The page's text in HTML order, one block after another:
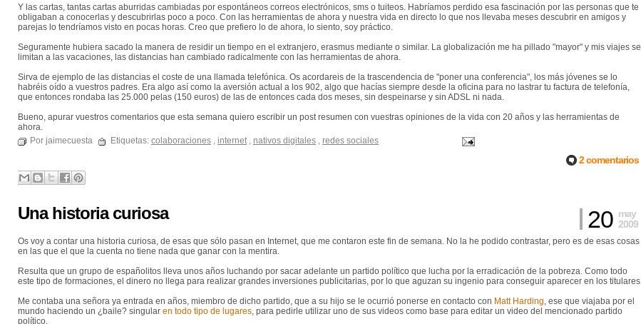
Y las cartas, tantas cartas aburridas cambiadas por espontáneos correos electrónicos, sms o tuiteos. Habríamos perdido esa fascinación por las personas que te
obligaban a conocerlas y descubrirlas poco a poco. Con las herramientas de ahora y nuestra vida en directo lo que nos llevaba meses descubrir en amigos y
parejas lo tendríamos visto en pocas horas. Creo que prefiero lo de ahora, lo siento, soy práctico.
Seguramente hubiera sacado la manera de residir un tiempo en el extranjero, erasmus mediante o similar. La globalización me ha pillado "mayor" y mis viajes se
limitan a las vacaciones, las distancias han cambiado radicalmente con las herramientas de ahora.
Sirva de ejemplo de las distancias el coste de una llamada telefónica. Os acordareis de la trascendencia de "poner una conferencia", los más jóvenes se lo
habréis oído a vuestros padres. Era algo así como la aversión actual a los 902, algo que hacías siempre desde la oficina para no lastrar tu factura de telefonía,
que entonces rondaba las 25.000 pelas (150 euros) de las de entonces cada dos meses, sin despeinarse y sin ADSL ni nada.
Bueno, apurar vuestros comentarios que esta semana quiero escribir un post resumen con vuestras opiniones de la vida con 20 años y las herramientas de
ahora.
Por jaimecuesta
Etiquetas: colaboraciones , internet , nativos digitales , redes sociales
2 comentarios
Una historia curiosa 20 may
2009
Os voy a contar una historia curiosa, de esas que sólo pasan en Internet, que me contaron este fin de semana. No la he podido contrastar, pero es de esas cosas
en las que el que la cuenta no tiene nada que ganar con la mentira.
Resulta que un grupo de españolitos lleva unos años luchando por sacar adelante un partido político que lucha por la erradicación de la pobreza. Como todo
este tipo de formaciones, el dinero no llega para realizar grandes inversiones publicitarias, por lo que aguzan su ingenio para conseguir aparecer en los titulares.
Me contaba una señora ya entrada en años, miembro de dicho partido, que a su hijo se le ocurrió ponerse en contacto con Matt Harding , ese que viajaba por el
mundo haciendo un ¿baile? singular en todo tipo de lugares , para pedirle utilizar uno de sus videos como base para editar un video del mencionado partido
político.